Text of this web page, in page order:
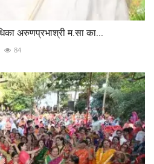
अरुणप्रभाश्री म.सा का...
84